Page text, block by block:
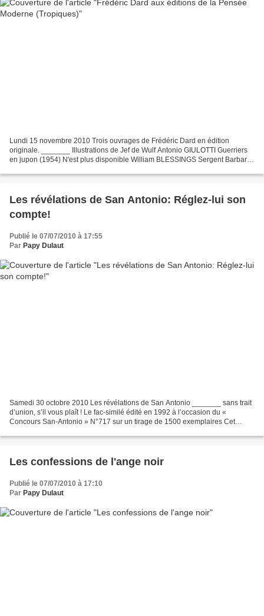
Lundi 15 novembre 2010 Trois ouvrages de Frédéric Dard en édition
originale. _______ Illustrations de Jef de Wulf Antonio GIULOTTI Guerriers
en jupon (1954) N'est plus disponible William BLESSINGS Sergent Barbara
Les révélations de San Antonio: Réglez-lui son
compte!
Publié le 07/07/2010 à 17:55
Par Papy Dulaut
Samedi 30 octobre 2010 Les révélations de San Antonio _______ sans trait
d’union, s’il vous plaît ! Le fac-similé édité en 1992 à l’occasion du «
Concours San-Antonio » N°717 sur un tirage de 1500 exemplaires Cet
Les confessions de l'ange noir
Publié le 07/07/2010 à 17:10
Par Papy Dulaut